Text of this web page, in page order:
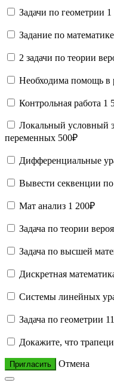
Задачи по геометрии 1
Задание по математике
2 задачи по теории
Необходима помощь в
Контрольная работа 1
Локальный условный
переменных 500₽
Дифференциальные
Вывести секвенции
Мат анализ 1 200₽
Задача по теории
Задача по высшей
Дискретная
Системы линейных
Задача по геометрии
Докажите, что
Пригласить Отмена